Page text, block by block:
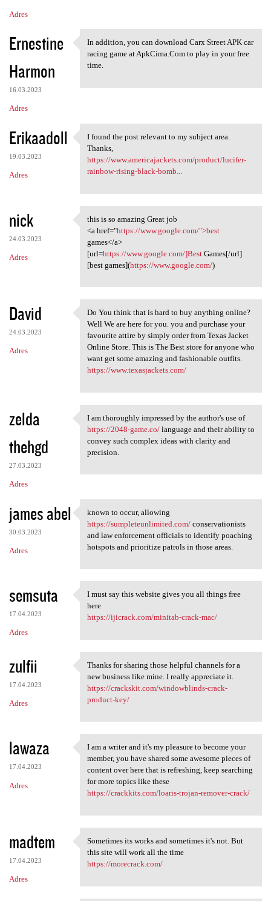
Adres
Ernestine
Harmon
16.03.2023
Adres
In addition, you can download
In addition, you can download Carx Street APK car
racing game at ApkCima.Com to play in your free
time.
Erikaadoll
19.03.2023
Adres
I found the post relevant to
I found the post relevant to my subject area.
Thanks,
https://www.americajackets.com/product/lucifer-
rainbow-rising-black-bomb...
nick
24.03.2023
Adres
this is so amazing Great job
this is so amazing Great job
<a href="https://www.google.com/">best
games</a>
[url=https://www.google.com/]BestGames[/url]
[best games](https://www.google.com/)
David
24.03.2023
Adres
Do You think that is hard to
Do You think that is hard to buy anything online?
Well We are here for you. you and purchase your
favourite attire by simply order from Texas Jacket
Online Store. This is The Best store for anyone who
want get some amazing and fashionable outfits.
https://www.texasjackets.com/
zelda
thehgd
27.03.2023
Adres
I am thoroughly impressed by
I am thoroughly impressed by the author's use of
https://2048-game.co/language and their ability to
convey such complex ideas with clarity and
precision.
james abel
30.03.2023
Adres
known to occur, allowing
known to occur, allowing
https://sumpleteunlimited.com/conservationists
and law enforcement officials to identify poaching
hotspots and prioritize patrols in those areas.
semsuta
17.04.2023
Adres
I must say this website gives
I must say this website gives you all things free
here
https://ijicrack.com/minitab-crack-mac/
zulfii
17.04.2023
Adres
Thanks for sharing those
Thanks for sharing those helpful channels for a
new business like mine. I really appreciate it.
https://crackskit.com/windowblinds-crack-
product-key/
lawaza
17.04.2023
Adres
I am a writer and it's my
I am a writer and it's my pleasure to become your
member, you have shared some awesome pieces of
content over here that is refreshing, keep searching
for more topics like these
https://crackkits.com/loaris-trojan-remover-crack/
madtem
17.04.2023
Adres
Sometimes its works and
Sometimes its works and sometimes it's not. But
this site will work all the time
https://morecrack.com/